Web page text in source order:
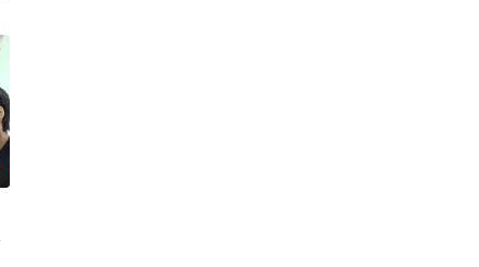
城郊死寂阴森的杨家祖宅。这宅子空荡破败，举止怪异的
齐整整的陈凤娣（舒淇 饰）和甘耀祖（白客 饰）一家正在等待家庭新成